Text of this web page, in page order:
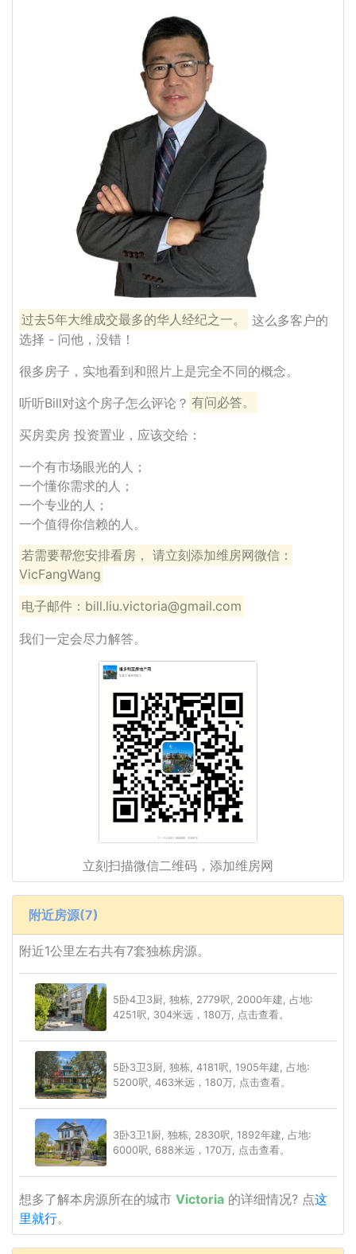
过去5年大维成交最多的华人经纪之一。
这么多客户的
选择 - 问他，没错！
很多房子，实地看到和照片上是完全不同的概念。
听听Bill对这个房子怎么评论？ 有问必答。
买房卖房 投资置业，应该交给：
一个有市场眼光的人；
一个懂你需求的人；
一个专业的人；
一个值得你信赖的人。
若需要帮您安排看房， 请立刻添加维房网微信：
VicFangWang
电子邮件：bill.liu.victoria@gmail.com
我们一定会尽力解答。
立刻扫描微信二维码，添加维房网
附近房源(7)
附近1公里左右共有7套独栋房源。
5卧4卫3厨, 独栋, 2779呎, 2000年建, 占地:
4251呎, 304米远，180万, 点击查看。
5卧3卫3厨, 独栋, 4181呎, 1905年建, 占地:
5200呎, 463米远，180万, 点击查看。
3卧3卫1厨, 独栋, 2830呎, 1892年建, 占地:
6000呎, 688米远，170万, 点击查看。
想多了解本房源所在的城市 Victoria 的详细情况? 点这
里就行。